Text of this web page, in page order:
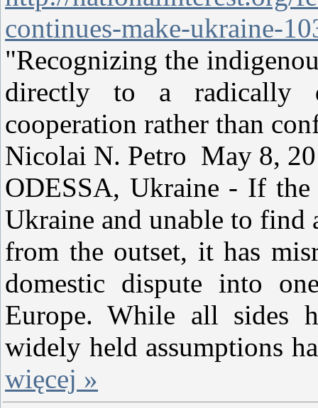
continues-make-ukraine-
"Recognizing the
directly to a radically
cooperation rather than
Nicolai N. Petro May 8,
ODESSA, Ukraine - If the
Ukraine and unable to find
from the outset, it has
domestic dispute into
Europe. While all sides
widely held assumptions
więcej »